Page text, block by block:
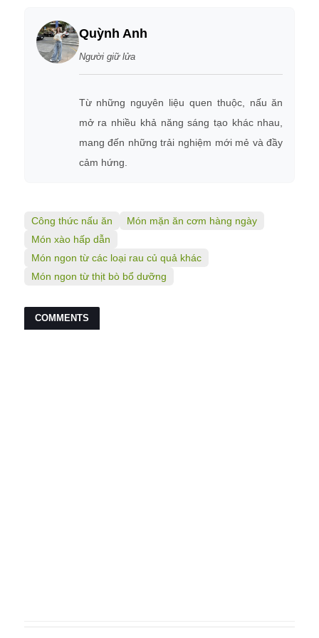
Quỳnh Anh
Người giữ lửa
Từ những nguyên liệu quen thuộc, nấu ăn
mở ra nhiều khả năng sáng tạo khác nhau,
mang đến những trải nghiệm mới mẻ và đầy
cảm hứng.
Công thức nấu ăn
Món mặn ăn cơm hàng ngày
Món xào hấp dẫn
Món ngon từ các loại rau củ quả khác
Món ngon từ thịt bò bổ dưỡng
COMMENTS